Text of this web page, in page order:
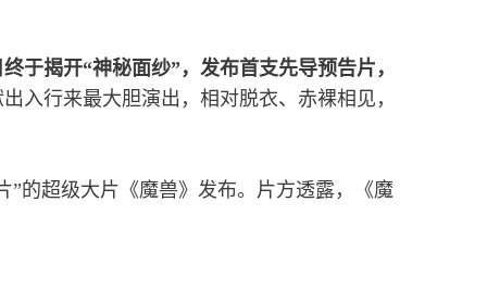
于揭开“神秘面纱”，发布首支先导预告片，
入行来最大胆演出，相对脱衣、赤裸相见，
”的超级大片《魔兽》发布。片方透露，《魔